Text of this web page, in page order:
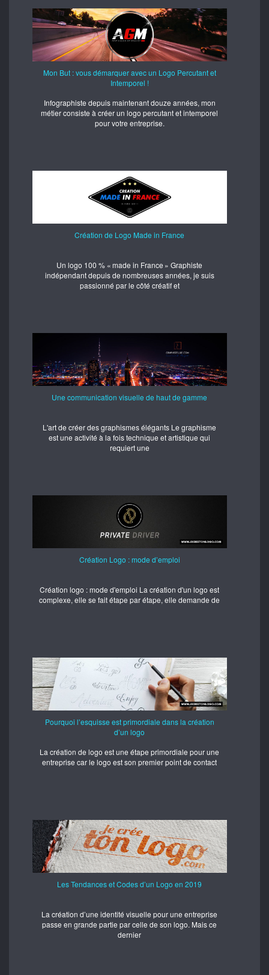
Mon But : vous démarquer avec un Logo Percutant et
Intemporel !
Infographiste depuis maintenant douze années, mon
métier consiste à créer un logo percutant et intemporel
pour votre entreprise.
Création de Logo Made in France
Un logo 100 % « made in France » Graphiste
indépendant depuis de nombreuses années, je suis
passionné par le côté créatif et
Une communication visuelle de haut de gamme
L'art de créer des graphismes élégants Le graphisme
est une activité à la fois technique et artistique qui
requiert une
Création Logo : mode d’emploi
Création logo : mode d'emploi La création d'un logo est
complexe, elle se fait étape par étape, elle demande de
Pourquoi l’esquisse est primordiale dans la création
d’un logo
La création de logo est une étape primordiale pour une
entreprise car le logo est son premier point de contact
Les Tendances et Codes d’un Logo en 2019
La création d’une identité visuelle pour une entreprise
passe en grande partie par celle de son logo. Mais ce
dernier